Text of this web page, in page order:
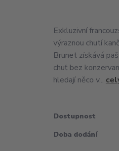
Exkluzivní
výraznou chutí
Brunet získává
chuť bez
hledají něco v...
Dostupnost
Doba dodání